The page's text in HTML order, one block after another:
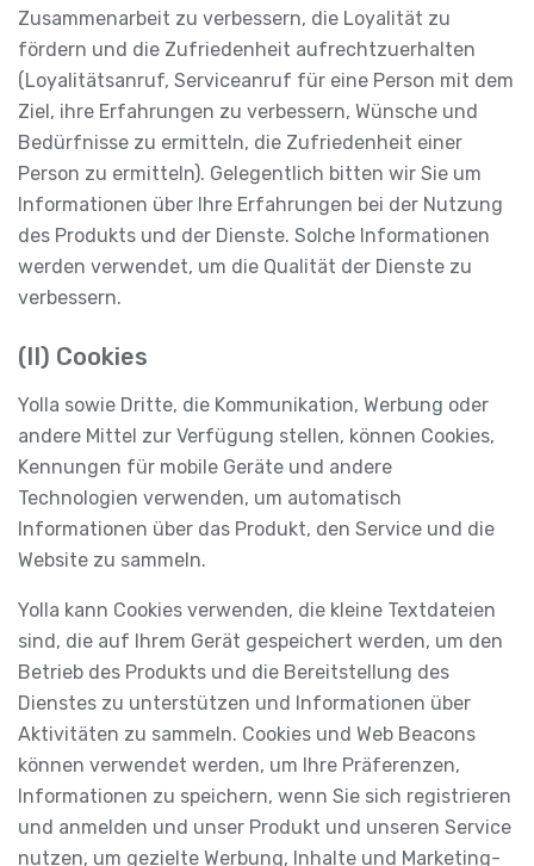
Zusammenarbeit zu verbessern, die Loyalität zu
fördern und die Zufriedenheit aufrechtzuerhalten
(Loyalitätsanruf, Serviceanruf für eine Person mit dem
Ziel, ihre Erfahrungen zu verbessern, Wünsche und
Bedürfnisse zu ermitteln, die Zufriedenheit einer
Person zu ermitteln). Gelegentlich bitten wir Sie um
Informationen über Ihre Erfahrungen bei der Nutzung
des Produkts und der Dienste. Solche Informationen
werden verwendet, um die Qualität der Dienste zu
verbessern.
(II) Cookies
Yolla sowie Dritte, die Kommunikation, Werbung oder
andere Mittel zur Verfügung stellen, können Cookies,
Kennungen für mobile Geräte und andere
Technologien verwenden, um automatisch
Informationen über das Produkt, den Service und die
Website zu sammeln.
Yolla kann Cookies verwenden, die kleine Textdateien
sind, die auf Ihrem Gerät gespeichert werden, um den
Betrieb des Produkts und die Bereitstellung des
Dienstes zu unterstützen und Informationen über
Aktivitäten zu sammeln. Cookies und Web Beacons
können verwendet werden, um Ihre Präferenzen,
Informationen zu speichern, wenn Sie sich registrieren
und anmelden und unser Produkt und unseren Service
nutzen, um gezielte Werbung, Inhalte und Marketing-